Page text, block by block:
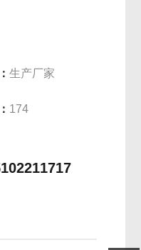
生产厂家
174